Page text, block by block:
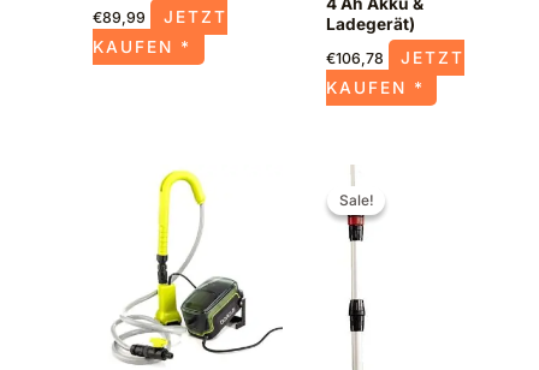
€89,99
JETZT
KAUFEN *
4 Ah Akku &
Ladegerät)
€106,78
JETZT
KAUFEN *
Sale!
Sale!